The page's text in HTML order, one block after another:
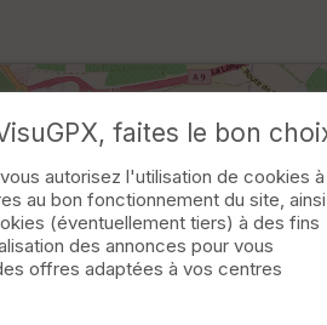
faites le bon
autorisez l'utilisation de cookies à
au bon fonctionnement du site, ainsi
(éventuellement tiers) à des fins
des annonces pour vous
offres adaptées à vos centres